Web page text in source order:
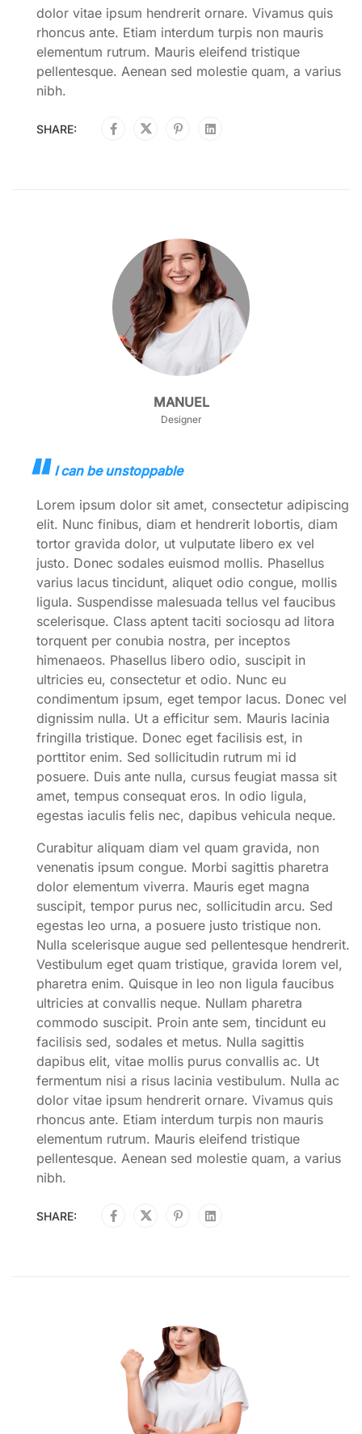
dolor vitae ipsum hendrerit ornare. Vivamus quis
rhoncus ante. Etiam interdum turpis non mauris
elementum rutrum. Mauris eleifend tristique
pellentesque. Aenean sed molestie quam, a varius
nibh.
SHARE:
MANUEL
Designer
I can be unstoppable
Lorem ipsum dolor sit amet, consectetur adipiscing
elit. Nunc finibus, diam et hendrerit lobortis, diam
tortor gravida dolor, ut vulputate libero ex vel
justo. Donec sodales euismod mollis. Phasellus
varius lacus tincidunt, aliquet odio congue, mollis
ligula. Suspendisse malesuada tellus vel faucibus
scelerisque. Class aptent taciti sociosqu ad litora
torquent per conubia nostra, per inceptos
himenaeos. Phasellus libero odio, suscipit in
ultricies eu, consectetur et odio. Nunc eu
condimentum ipsum, eget tempor lacus. Donec vel
dignissim nulla. Ut a efficitur sem. Mauris lacinia
fringilla tristique. Donec eget facilisis est, in
porttitor enim. Sed sollicitudin rutrum mi id
posuere. Duis ante nulla, cursus feugiat massa sit
amet, tempus consequat eros. In odio ligula,
egestas iaculis felis nec, dapibus vehicula neque.
Curabitur aliquam diam vel quam gravida, non
venenatis ipsum congue. Morbi sagittis pharetra
dolor elementum viverra. Mauris eget magna
suscipit, tempor purus nec, sollicitudin arcu. Sed
egestas leo urna, a posuere justo tristique non.
Nulla scelerisque augue sed pellentesque hendrerit.
Vestibulum eget quam tristique, gravida lorem vel,
pharetra enim. Quisque in leo non ligula faucibus
ultricies at convallis neque. Nullam pharetra
commodo suscipit. Proin ante sem, tincidunt eu
facilisis sed, sodales et metus. Nulla sagittis
dapibus elit, vitae mollis purus convallis ac. Ut
fermentum nisi a risus lacinia vestibulum. Nulla ac
dolor vitae ipsum hendrerit ornare. Vivamus quis
rhoncus ante. Etiam interdum turpis non mauris
elementum rutrum. Mauris eleifend tristique
pellentesque. Aenean sed molestie quam, a varius
nibh.
SHARE: